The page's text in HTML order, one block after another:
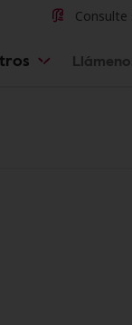
Consulte